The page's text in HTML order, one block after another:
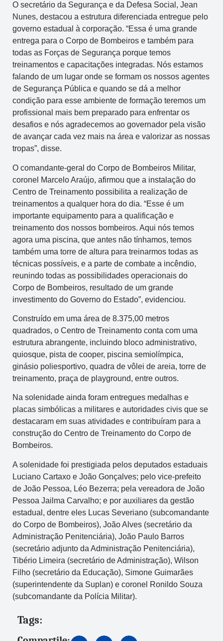
O secretário da Segurança e da Defesa Social, Jean
Nunes, destacou a estrutura diferenciada entregue pelo
governo estadual à corporação. “Essa é uma grande
entrega para o Corpo de Bombeiros e também para
todas as Forças de Segurança porque temos
treinamentos e capacitações integradas. Nós estamos
falando de um lugar onde se formam os nossos agentes
de Segurança Pública e quando se dá a melhor
condição para esse ambiente de formação teremos um
profissional mais bem preparado para enfrentar os
desafios e nós agradecemos ao governador pela visão
de avançar cada vez mais na área e valorizar as nossas
tropas”, disse.
O comandante-geral do Corpo de Bombeiros Militar,
coronel Marcelo Araújo, afirmou que a instalação do
Centro de Treinamento possibilita a realização de
treinamentos a qualquer hora do dia. “Esse é um
importante equipamento para a qualificação e
treinamento dos nossos bombeiros. Aqui nós temos
agora uma piscina, que antes não tínhamos, temos
também uma torre de altura para treinarmos todas as
técnicas possíveis, e a parte de combate a incêndio,
reunindo todas as possibilidades operacionais do
Corpo de Bombeiros, resultado de um grande
investimento do Governo do Estado”, evidenciou.
Construído em uma área de 8.375,00 metros
quadrados, o Centro de Treinamento conta com uma
estrutura abrangente, incluindo bloco administrativo,
quiosque, pista de cooper, piscina semiolímpica,
ginásio poliesportivo, quadra de vôlei de areia, torre de
treinamento, praça de playground, entre outros.
Na solenidade ainda foram entregues medalhas e
placas simbólicas a militares e autoridades civis que se
destacaram em suas atividades e contribuíram para a
construção do Centro de Treinamento do Corpo de
Bombeiros.
A solenidade foi prestigiada pelos deputados estaduais
Luciano Cartaxo e João Gonçalves; pelo vice-prefeito
de João Pessoa, Léo Bezerra; pela vereadora de João
Pessoa Jailma Carvalho; e por auxiliares da gestão
estadual, dentre eles Lucas Severiano (subcomandante
do Corpo de Bombeiros), João Alves (secretário da
Administração Penitenciária), João Paulo Barros
(secretário adjunto da Administração Penitenciária),
Tibério Limeira (secretário de Administração), Wilson
Filho (secretário da Educação), Simone Guimarães
(superintendente da Suplan) e coronel Ronildo Souza
(subcomandante da Polícia Militar).
Tags: